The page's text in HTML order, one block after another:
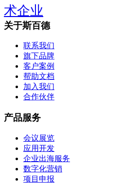
术企业
关于斯百德
联系我们
旗下品牌
客户案例
帮助文档
加入我们
合作伙伴
产品服务
会议展览
应用开发
企业出海服务
数字化营销
项目申报